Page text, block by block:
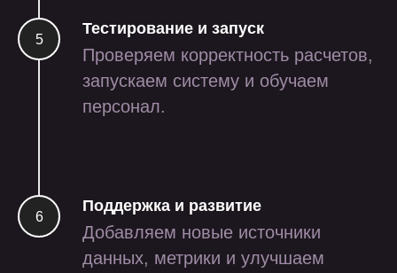
Тестирование и запуск
Проверяем корректность расчетов,
запускаем систему и обучаем
персонал.
Поддержка и развитие
Добавляем новые источники
данных, метрики и улучшаем
приложение для сборки
заказов на маркетплейсы
через тсд и смартфон